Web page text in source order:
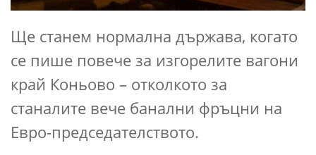
Ще станем нормална държава, когато
се пише повече за изгорелите вагони
край Коньово – отколкото за
станалите вече банални фръцни на
Евро-председателството.